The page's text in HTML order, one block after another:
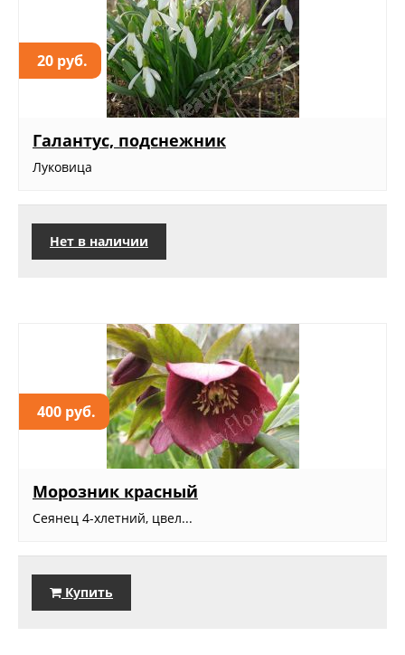
20 руб.
Галантус, подснежник
Луковица
Нет в наличии
400 руб.
Морозник красный
Сеянец 4-хлетний, цвел...
Купить